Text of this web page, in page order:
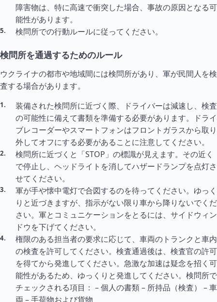
障害物は、特に高速で衝突した場合、事故の原因となる可
能性があります。
検問所での行動ルールに従ってください。
検問所を通過するためのルール
ウクライナの都市や地域間には検問所があり、軍が民間人を検
査する場合があります。
装備された検問所に近づく際、ドライバーは減速し、検査
の可能性に備えて書類を準備する必要があります。ドライ
ブレコーダーやスマートフォンはフロントガラスから取り
外してオフにする必要があることに注意してください。
検問所に近づくと「STOP」の標識が見えます。その近く
で停止し、ヘッドライトを消してハザードランプを点灯さ
せてください。
軍が手や懐中電灯で合図するのを待ってください。ゆっく
りと近づきますが、指示がない限り車から降りないでくだ
さい。軍とコミュニケーションをとるには、サイドウィン
ドウを下げてください。
権限のある担当者の要求に応じて、車両のトランクと車内
の検査を許可してください。検査通過後は、検査官の許可
を得てから発進してください。急激な加速は疑念を招く可
能性があるため、ゆっくりと発進してください。検問所で
チェックされる項目： – 個人の書類 – 所持品（検査） – 車
両 – 手荷物および貨物